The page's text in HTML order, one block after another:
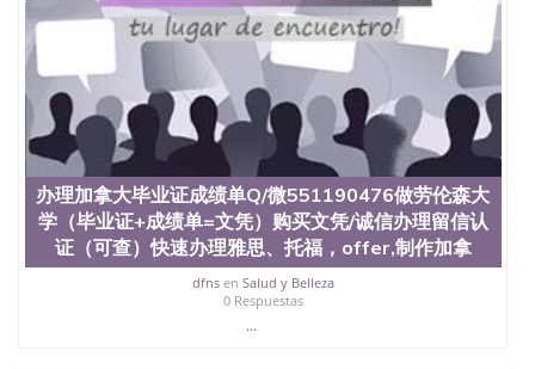
教育质量，被《福克斯》杂志评选为全美50强公立综
合性大学，每年有来自世界各地的成百上千的海外学
生前往求学。 至今，这是一所在世界上享有学术地
位、声誉、实习机会和影响力的高等教育机构，并获
誉为美国本科教育质量的核心代表。其计算机系与会
计系更是在当今美国大学教学排名中表现优异。其毕
业生大多可以在其所处地域的世界硅谷中心得到工作
机会。许多硅谷公司甚至在学生大三和大四的学期提
供许多相应科系的实习机会。无论是加州大学系统
(UC)，还是加州州立大学系统(CSU), 圣何塞州立大学
都占据着加州所有大学中的地理位置。 圣何塞州立大
学座落于硅谷(Silicon Valley), 于附近的旧金山-圣何塞
地区为全美的重要科技中心。约有学生三万人，超过
134种学士学科和65个硕士学科，并有来自世界60余
国的学生来此就读。其有名的科系如计算机科学，电
办理加拿大毕业证成绩单Q/微551190476做劳伦森大
学（毕业证+成绩单=文凭）购买文凭/诚信办理留信认
证（可查）快速办理雅思、托福，offer,制作加拿
dfnsen Salud y Belleza
0 Respuestas
...